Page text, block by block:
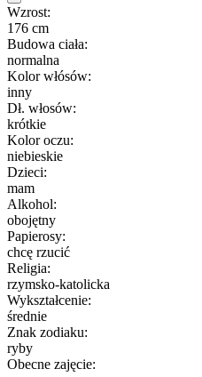
Wzrost:
176 cm
Budowa ciała:
normalna
Kolor włósów:
inny
Dł. włosów:
krótkie
Kolor oczu:
niebieskie
Dzieci:
mam
Alkohol:
obojętny
Papierosy:
chcę rzucić
Religia:
rzymsko-katolicka
Wykształcenie:
średnie
Znak zodiaku:
ryby
Obecne zajęcie: